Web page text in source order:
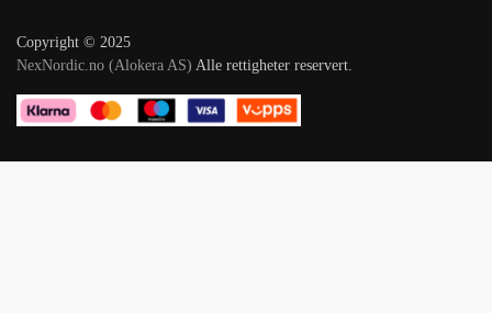
Copyright © 2025
NexNordic.no (Alokera AS) Alle rettigheter reservert.